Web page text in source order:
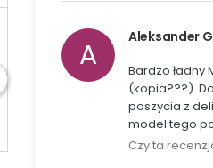
A Aleksander
Bardzo
(kopia???).
poszycia z
model tego
Czy ta